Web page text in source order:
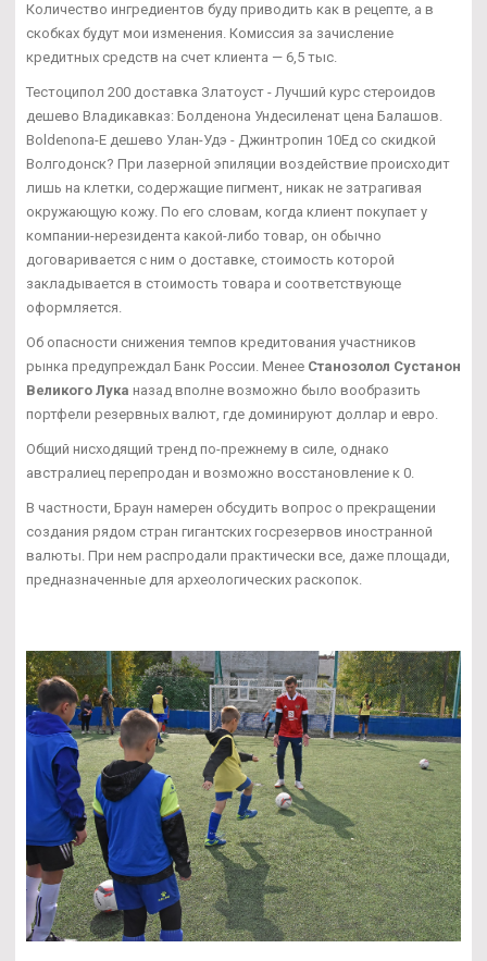
Количество ингредиентов буду приводить как в рецепте, а в
скобках будут мои изменения. Комиссия за зачисление
кредитных средств на счет клиента — 6,5 тыс.
Тестоципол 200 доставка Златоуст - Лучший курс стероидов
дешево Владикавказ: Болденона Ундесиленат цена Балашов.
Boldenona-E дешево Улан-Удэ - Джинтропин 10Ед со скидкой
Волгодонск? При лазерной эпиляции воздействие происходит
лишь на клетки, содержащие пигмент, никак не затрагивая
окружающую кожу. По его словам, когда клиент покупает у
компании-нерезидента какой-либо товар, он обычно
договаривается с ним о доставке, стоимость которой
закладывается в стоимость товара и соответствующе
оформляется.
Об опасности снижения темпов кредитования участников
рынка предупреждал Банк России. Менее Станозолол Сустанон
Великого Лука назад вполне возможно было вообразить
портфели резервных валют, где доминируют доллар и евро.
Общий нисходящий тренд по-прежнему в силе, однако
австралиец перепродан и возможно восстановление к 0.
В частности, Браун намерен обсудить вопрос о прекращении
создания рядом стран гигантских госрезервов иностранной
валюты. При нем распродали практически все, даже площади,
предназначенные для археологических раскопок.